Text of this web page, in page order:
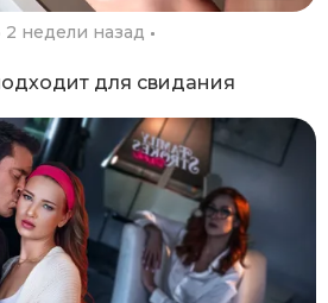
2 недели назад
для свидания